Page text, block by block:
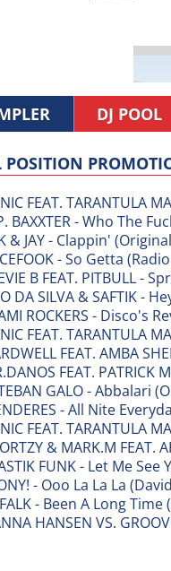
DJ POOL
POSITION
FEAT. TARANTULA
BAXXTER - Who The
& JAY - Clappin'
- So Getta
B FEAT. PITBULL -
DA SILVA & SAFTIK -
ROCKERS - Disco's
FEAT. TARANTULA
FEAT. AMBA
FEAT. PATRICK
GALO - Abbalari
- All Nite
FEAT. TARANTULA
& MARK.M
FUNK - Let Me See
- Ooo La La La
- Been A Long
HANSEN VS.